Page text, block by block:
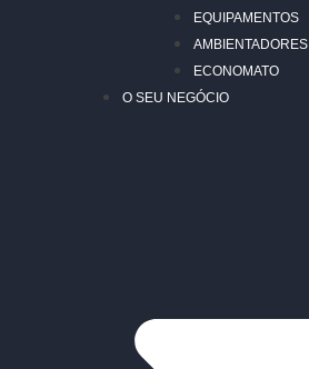
EQUIPAMENTOS
AMBIENTADORES
ECONOMATO
O SEU NEGÓCIO